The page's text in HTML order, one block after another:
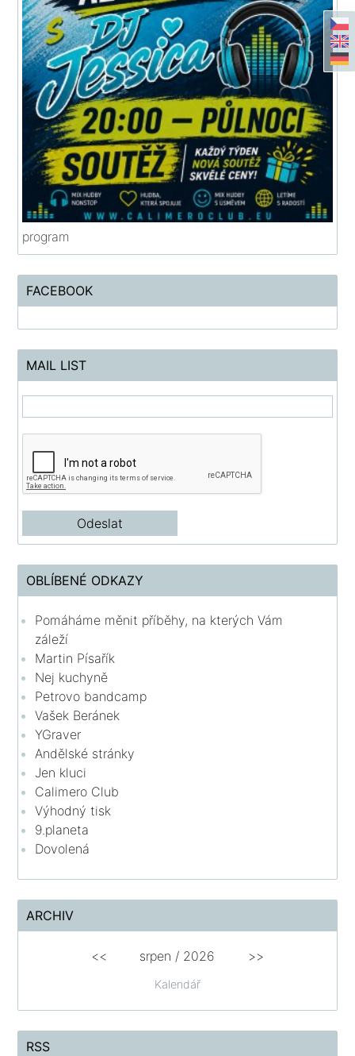
program
FACEBOOK
MAIL LIST
OBLÍBENÉ ODKAZY
Pomáháme měnit příběhy, na kterých Vám
záleží
Martin Písařík
Nej kuchyně
Petrovo bandcamp
Vašek Beránek
YGraver
Andělské stránky
Jen kluci
Calimero Club
Výhodný tisk
9.planeta
Dovolená
ARCHIV
Kalendář
<< srpen / 2026 >>
RSS